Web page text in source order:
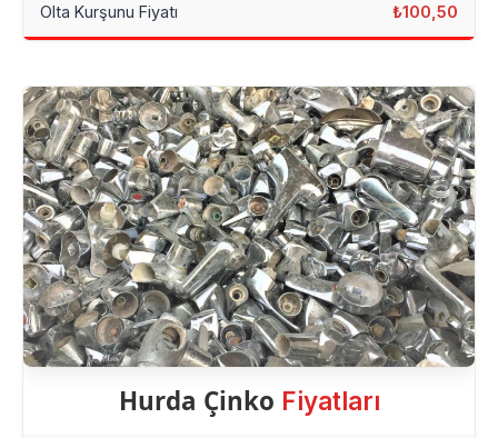
Olta Kurşunu Fiyatı ₺100,50
Hurda Çinko Fiyatları